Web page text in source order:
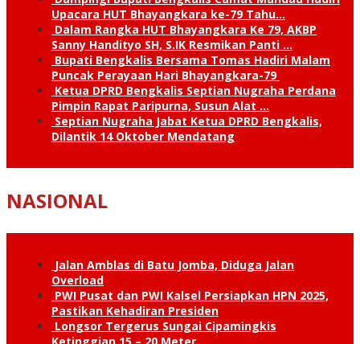
Upacara HUT Bhayangkara ke-79 Tahu…
Dalam Rangka HUT Bhayangkara Ke 79, AKBP
Sanny Handityo SH, S.IK Resmikan Panti …
Bupati Bengkalis Bersama Tomas Hadiri Malam
Puncak Perayaan Hari Bhayangkara-79
Ketua DPRD Bengkalis Septian Nugraha Perdana
Pimpin Rapat Paripurna, Susun Alat …
Septian Nugraha Jabat Ketua DPRD Bengkalis,
Dilantik 14 Oktober Mendatang
NASIONAL
Jalan Amblas di Batu Jomba, Diduga Jalan
Overload
PWI Pusat dan PWI Kalsel Persiapkan HPN 2025,
Pastikan Kehadiran Presiden
Longsor Tergerus Sungai Cipamingkis